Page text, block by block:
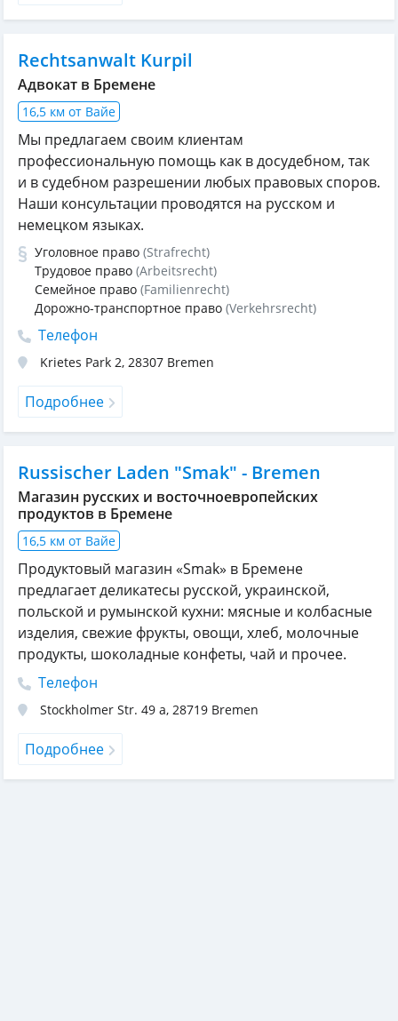
Rechtsanwalt Kurpil
Адвокат в Бремене
16,5 км от Вайе
Мы предлагаем своим клиентам
профессиональную помощь как в досудебном, так
и в судебном разрешении любых правовых споров.
Наши консультации проводятся на русском и
немецком языках.
Уголовное право (Strafrecht)
Трудовое право (Arbeitsrecht)
Семейное право (Familienrecht)
Дорожно-транспортное право (Verkehrsrecht)
Телефон
Krietes Park 2, 28307 Bremen
Подробнее
Russischer Laden "Smak" - Bremen
Магазин русских и восточноевропейских
продуктов в Бремене
16,5 км от Вайе
Продуктовый магазин «Smak» в Бремене
предлагает деликатесы русской, украинской,
польской и румынской кухни: мясные и колбасные
изделия, свежие фрукты, овощи, хлеб, молочные
продукты, шоколадные конфеты, чай и прочее.
Телефон
Stockholmer Str. 49 a, 28719 Bremen
Подробнее